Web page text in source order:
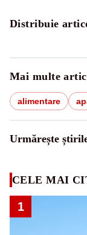
Distribuie
Mai multe
alimentare
Urmărește
CELE MAI
1